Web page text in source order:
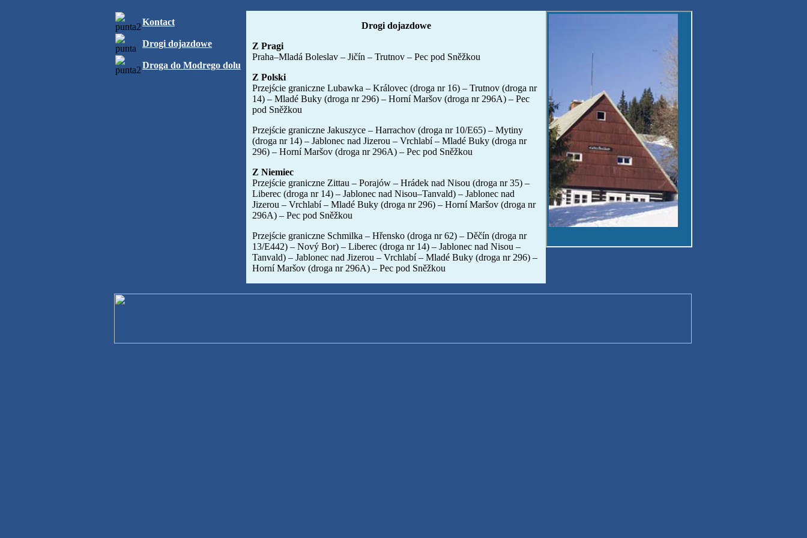
Kontact
Drogi dojazdowe
Droga do Modrego dolu
Drogi dojazdowe
Z Pragi
Praha–Mladá Boleslav – Jičín – Trutnov – Pec pod Sněžkou
Z Polski
Przejście graniczne Lubawka – Královec (droga nr 16) – Trutnov (droga nr
14) – Mladé Buky (droga nr 296) – Horní Maršov (droga nr 296A) – Pec
pod Sněžkou
Przejście graniczne Jakuszyce – Harrachov (droga nr 10/E65) – Mytiny
(droga nr 14) – Jablonec nad Jizerou – Vrchlabí – Mladé Buky (droga nr
296) – Horní Maršov (droga nr 296A) – Pec pod Sněžkou
Z Niemiec
Przejście graniczne Zittau – Porajów – Hrádek nad Nisou (droga nr 35) –
Liberec (droga nr 14) – Jablonec nad Nisou–Tanvald) – Jablonec nad
Jizerou – Vrchlabí – Mladé Buky (droga nr 296) – Horní Maršov (droga nr
296A) – Pec pod Sněžkou
Przejście graniczne Schmilka – Hřensko (droga nr 62) – Děčín (droga nr
13/E442) – Nový Bor) – Liberec (droga nr 14) – Jablonec nad Nisou –
Tanvald) – Jablonec nad Jizerou – Vrchlabí – Mladé Buky (droga nr 296) –
Horní Maršov (droga nr 296A) – Pec pod Sněžkou